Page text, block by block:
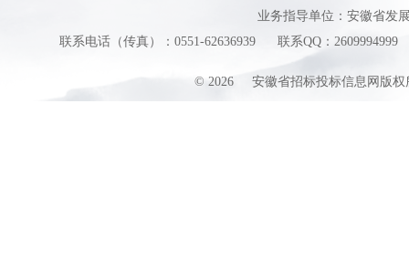
业务指导单位：安徽省发
联系电话（传真）：0551-62636939
联系QQ：2609994999
© 2026 安徽省招标投标信息网版